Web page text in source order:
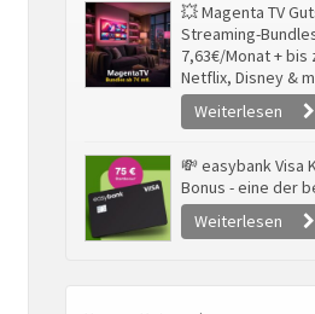
💥 Magenta TV
Streaming-
7,63€/Monat + bis
Netflix, Disney &
Weiterlesen
💸 easybank Visa
Bonus - eine der
Weiterlesen